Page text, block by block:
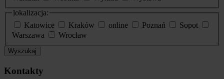
lokalizacja:
Katowice
Kraków online Poznań
Sopot
Warszawa
Wrocław
Wyszukaj
Kontakty